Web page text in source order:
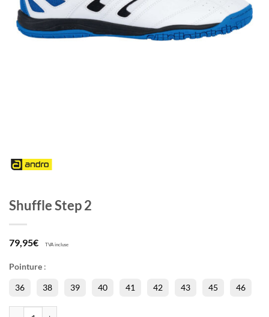
Shuffle Step 2
79,95€ TVA incluse
Pointure :
36 38 39 40 41 42 43 45 46